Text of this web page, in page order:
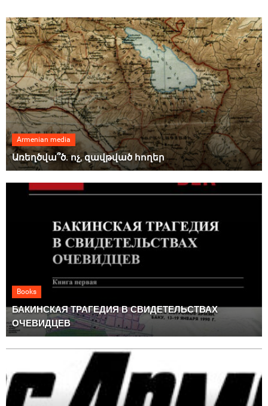
Armenian media
Առեղծվա՞ծ. ոչ, զավթված հողեր
Books
БАКИНСКАЯ ТРАГЕДИЯ В СВИДЕТЕЛЬСТВАХ
ОЧЕВИДЦЕВ